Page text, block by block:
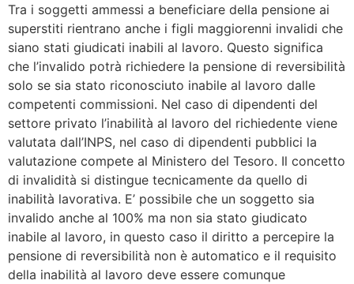
Tra i soggetti ammessi a beneficiare della pensione ai
superstiti rientrano anche i figli maggiorenni invalidi che
siano stati giudicati inabili al lavoro. Questo significa
che l’invalido potrà richiedere la pensione di reversibilità
solo se sia stato riconosciuto inabile al lavoro dalle
competenti commissioni. Nel caso di dipendenti del
settore privato l’inabilità al lavoro del richiedente viene
valutata dall’INPS, nel caso di dipendenti pubblici la
valutazione compete al Ministero del Tesoro. Il concetto
di invalidità si distingue tecnicamente da quello di
inabilità lavorativa. E’ possibile che un soggetto sia
invalido anche al 100% ma non sia stato giudicato
inabile al lavoro, in questo caso il diritto a percepire la
pensione di reversibilità non è automatico e il requisito
della inabilità al lavoro deve essere comunque